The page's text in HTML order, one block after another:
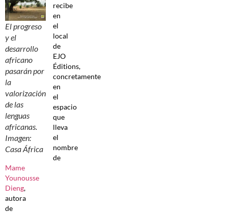
El progreso
y el
desarrollo
africano
pasarán por
la
valorización
de las
lenguas
africanas.
Imagen:
Casa África
recibe
en
el
local
de
EJO
Éditions,
concretamente
en
el
espacio
que
lleva
el
nombre
de
Mame
Younousse
Dieng,
autora
de